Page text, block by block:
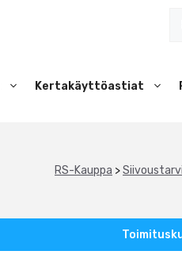
Kertakäyttöastiat
RS-Kauppa >